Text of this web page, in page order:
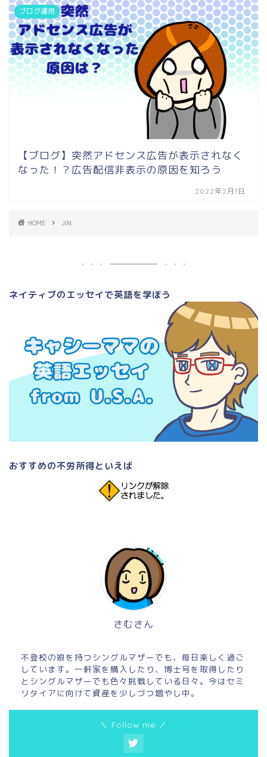
ブログ運用
【ブログ】突然アドセンス広告が表示されなく
なった！？広告配信非表示の原因を知ろう
2022年2月1日
HOME JIN
ネイティブのエッセイで英語を学ぼう
おすすめの不労所得といえば
さむさん
不登校の娘を持つシングルマザーでも、毎日楽しく過ご
しています。一軒家を購入したり、博士号を取得したり
とシングルマザーでも色々挑戦している日々。今はセミ
リタイアに向けて資産を少しづつ増やし中。
＼ Follow me ／